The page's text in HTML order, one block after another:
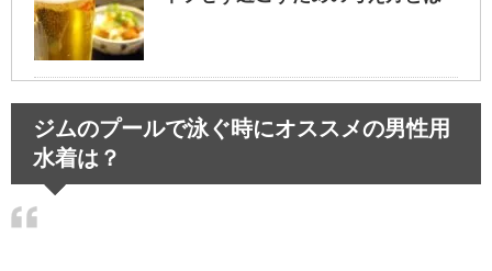
血液検査の結果は病院ですぐわ
かる？血液検査のあれこれ！
ジムのプールで泳ぐ時にオススメの男性用
水着は？